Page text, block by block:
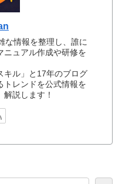
な情報を整理し、誰に
ニュアル作成や研修を
キル」と17年のブログ
トレンドを公式情報を
説します！